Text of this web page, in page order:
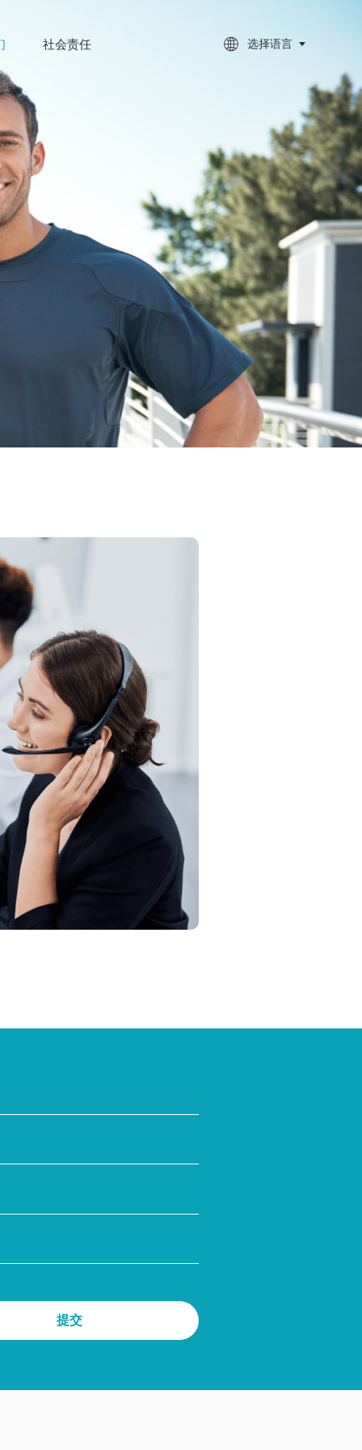
社会责任  选择语言